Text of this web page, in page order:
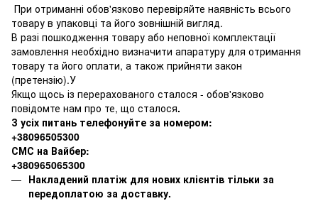
При отриманні обов'язково перевіряйте наявність всього
товару в упаковці та його зовнішній вигляд.
В разі пошкодження товару або неповної комплектації
замовлення необхідно визначити апаратуру для отримання
товару та його оплати, а також прийняти закон
(претензію).У
Якщо щось із перерахованого сталося - обов'язково
повідомте нам про те, що сталося.
З усіх питань телефонуйте за номером:
+38096505300
СМС на Вайбер:
+380965065300
Накладений платіж для нових клієнтів тільки за
передоплатою за доставку.